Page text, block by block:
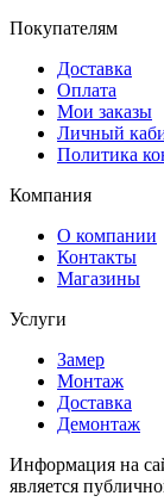
Покупателям
Доставка
Оплата
Мои заказы
Личный
Политика
Компания
О компании
Контакты
Магазины
Услуги
Замер
Монтаж
Доставка
Демонтаж
Информация на
является